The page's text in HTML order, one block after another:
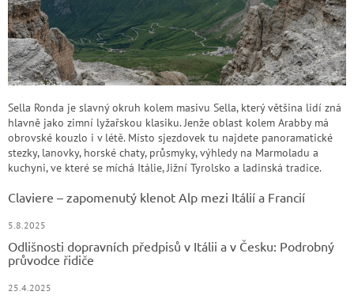
Sella Ronda je slavný okruh kolem masivu Sella, který většina lidí zná
hlavně jako zimní lyžařskou klasiku. Jenže oblast kolem Arabby má
obrovské kouzlo i v létě. Místo sjezdovek tu najdete panoramatické
stezky, lanovky, horské chaty, průsmyky, výhledy na Marmoladu a
kuchyni, ve které se míchá Itálie, Jižní Tyrolsko a ladinská tradice.
Claviere – zapomenutý klenot Alp mezi Itálií a Francií
5.8.2025
Odlišnosti dopravních předpisů v Itálii a v Česku: Podrobný
průvodce řidiče
25.4.2025